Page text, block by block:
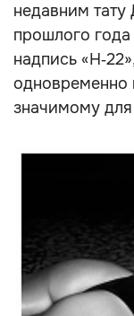
недавним
прошлого года
надпись
одновременно
значимому